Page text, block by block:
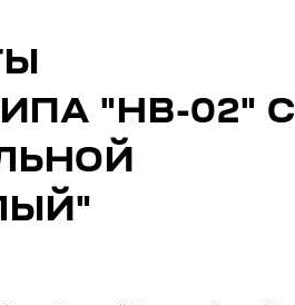
"НВ-02" С